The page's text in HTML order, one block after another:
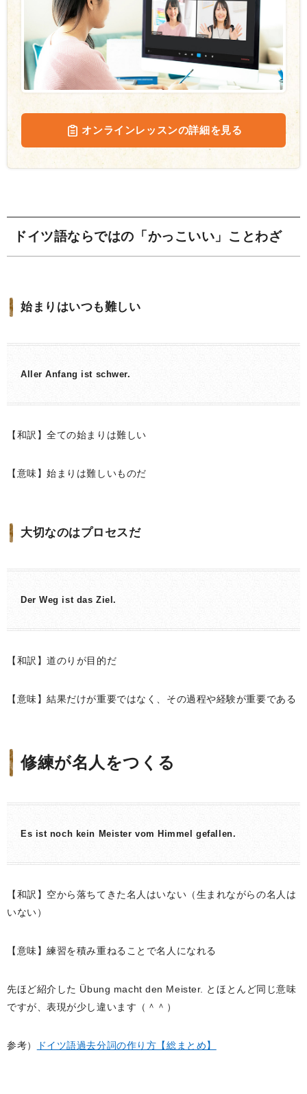
オンラインレッスンの詳細を見る
ドイツ語ならではの「かっこいい」ことわざ
始まりはいつも難しい
Aller Anfang ist schwer.
【和訳】全ての始まりは難しい
【意味】始まりは難しいものだ
大切なのはプロセスだ
Der Weg ist das Ziel.
【和訳】道のりが目的だ
【意味】結果だけが重要ではなく、その過程や経験が重要である
修練が名人をつくる
Es ist noch kein Meister vom Himmel gefallen.
【和訳】空から落ちてきた名人はいない（生まれながらの名人は
いない）
【意味】練習を積み重ねることで名人になれる
先ほど紹介した Übung macht den Meister. とほとんど同じ意味
ですが、表現が少し違います（＾＾）
参考） ドイツ語過去分詞の作り方【総まとめ】